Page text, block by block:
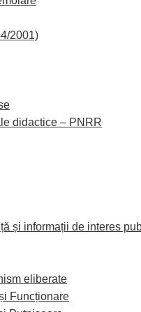
2001)
didactice – PNRR
și informații de interes
eliberate
Funcționare